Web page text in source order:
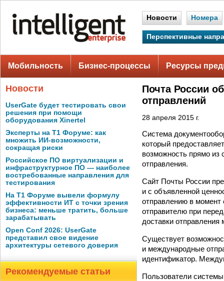
Новости Номера
Перспективные
Мобильность Бизнес-процессы Ресурсы
Новости
UserGate будет тестировать свои
решения при помощи
оборудования Xinertel
Эксперты на Т1 Форуме: как
множить ИИ-возможности,
сокращая риски
Российское ПО виртуализации и
инфраструктурное ПО — наиболее
востребованные направления для
тестирования
На Т1 Форуме вывели формулу
эффективности ИТ с точки зрения
бизнеса: меньше тратить, больше
зарабатывать
Open Conf 2026: UserGate
представил свое видение
архитектуры сетевого доверия
Рекомендуемые статьи
Почта России
отправлений
28 апреля 2015 г.
Система
который
возможность прямо из
отправления.
Сайт Почты России
и с объявленной
отправлению в момент
отправителю при
доставки отправления
Существует
и международные
идентификатор.
Пользователи